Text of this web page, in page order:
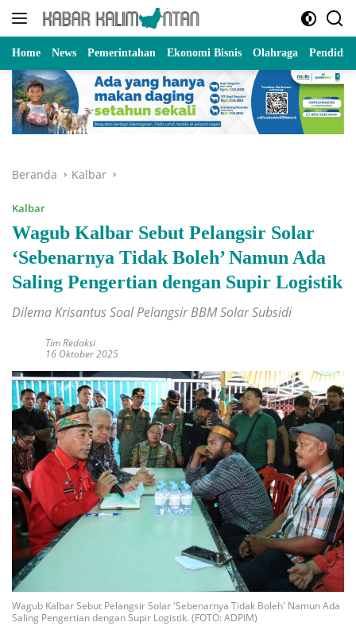
Langsung
Home News Pemerintahan Ekonomi Bisnis Olahraga
Beranda Kalbar
Kalbar
Wagub Kalbar Sebut Pelangsir Solar
‘Sebenarnya Tidak Boleh’ Namun Ada
Saling Pengertian dengan Supir Logistik
Dilema Krisantus Soal Pelangsir BBM Solar Subsidi
Tim Redaksi
16 Oktober 2025
Wagub Kalbar Sebut Pelangsir Solar 'Sebenarnya Tidak Boleh' Namun Ada
Saling Pengertian dengan Supir Logistik. (FOTO: ADPIM)